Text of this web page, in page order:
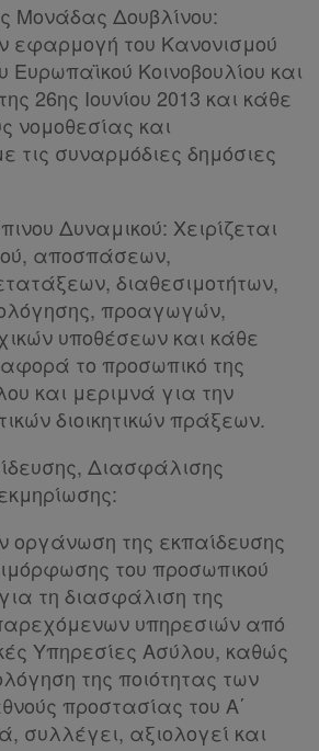
Α΄ [-]
[-]
[-]
[-]
[-]
[-]
Μονάδας Δουβλίνου:
εφαρμογή του Κανονισμού
Ευρωπαϊκού Κοινοβουλίου και
26ης Ιουνίου 2013 και κάθε
νομοθεσίας και
τις συναρμόδιες δημόσιες
Δυναμικού: Χειρίζεται
αποσπάσεων,
διαθεσιμοτήτων,
προαγωγών,
υποθέσεων και κάθε
το προσωπικό της
και μεριμνά για την
διοικητικών πράξεων.
Διασφάλισης
οργάνωση της εκπαίδευσης
του προσωπικού
τη διασφάλιση της
υπηρεσιών από
Υπηρεσίες Ασύλου, καθώς
της ποιότητας των
προστασίας του Α΄
συλλέγει, αξιολογεί και